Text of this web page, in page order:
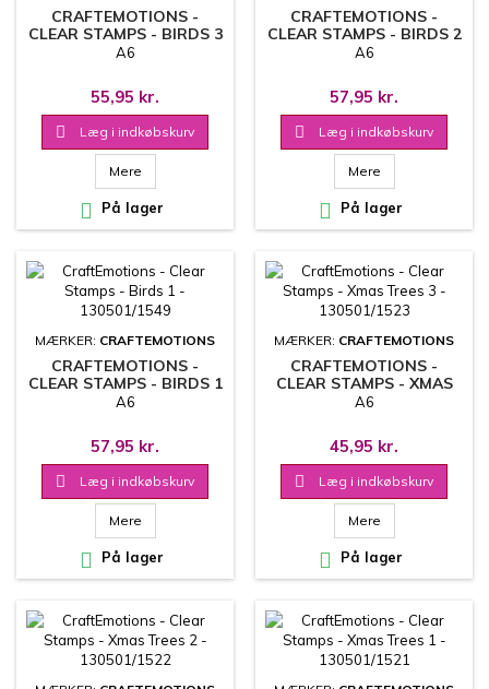
CRAFTEMOTIONS -
CLEAR STAMPS - BIRDS 3
- 130501/1551
A6
55,95 kr.
 Læg i indkøbskurv
Mere
 På lager
CRAFTEMOTIONS -
CLEAR STAMPS - BIRDS 2
- 130501/1550
A6
57,95 kr.
 Læg i indkøbskurv
Mere
 På lager
MÆRKER: CRAFTEMOTIONS
CRAFTEMOTIONS -
CLEAR STAMPS - BIRDS 1
- 130501/1549
A6
57,95 kr.
 Læg i indkøbskurv
Mere
 På lager
MÆRKER: CRAFTEMOTIONS
CRAFTEMOTIONS -
CLEAR STAMPS - XMAS
TREES 3 - 130501/1523
A6
45,95 kr.
 Læg i indkøbskurv
Mere
 På lager